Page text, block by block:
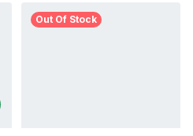
Out Of Stock